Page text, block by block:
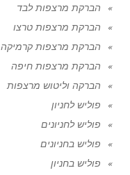
הברקת מרצפות לבד
הברקת מרצפות טרצו
הברקת מרצפות קרמיקה
הברקת מרצפות חיפה
הברקה וליטוש מרצפות
פוליש לחניון
פוליש לחניונים
פוליש בחניונים
פוליש בחניון